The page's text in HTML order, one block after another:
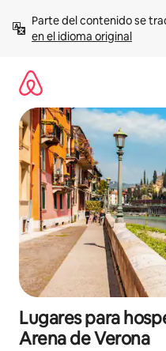
contenido
Parte del contenido se
en el idioma original
Lugares para
Arena de Verona